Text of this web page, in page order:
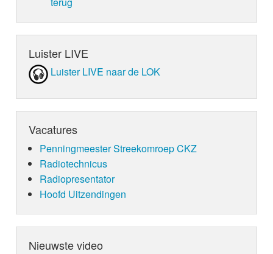
Luister LIVE
Luister LIVE naar de LOK
Vacatures
Penningmeester Streekomroep CKZ
Radiotechnicus
Radiopresentator
Hoofd Uitzendingen
Nieuwste video